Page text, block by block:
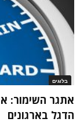
בלוגים
אתגר השימור:
הדגל בארגונים